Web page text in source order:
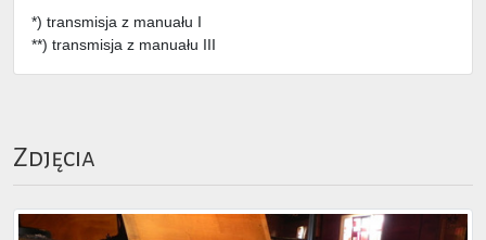
*) transmisja z manuału I
**) transmisja z manuału III
Zdjęcia